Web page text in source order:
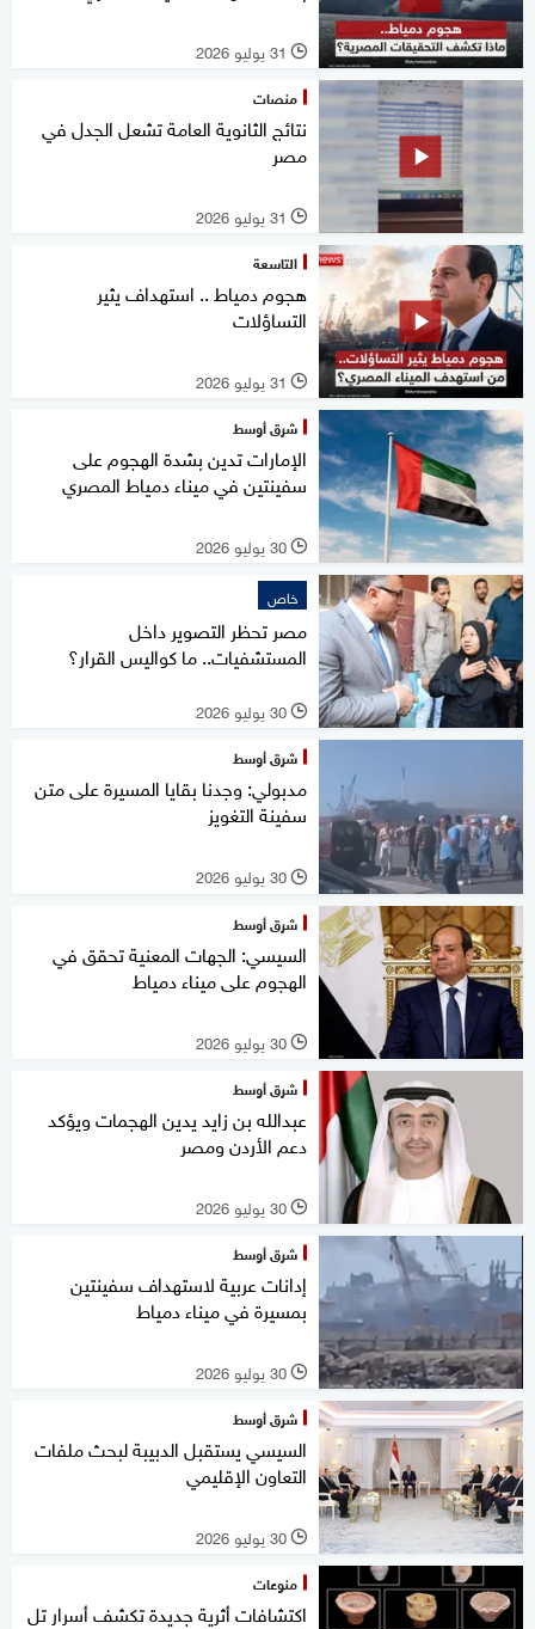
l 31 يوليو 2026
منصات
نتائج الثانوية العامة تشعل الجدل في
مصر
l 31 يوليو 2026
التاسعة
هجوم دمياط .. استهداف يثير
التساؤلات
l 31 يوليو 2026
شرق أوسط
الإمارات تدين بشدة الهجوم على
سفينتين في ميناء دمياط المصري
l 30 يوليو 2026
خاص
مصر تحظر التصوير داخل
المستشفيات.. ما كواليس القرار؟
l 30 يوليو 2026
شرق أوسط
مدبولي: وجدنا بقايا المسيرة على متن
سفينة التغويز
l 30 يوليو 2026
شرق أوسط
السيسي: الجهات المعنية تحقق في
الهجوم على ميناء دمياط
l 30 يوليو 2026
شرق أوسط
عبدالله بن زايد يدين الهجمات ويؤكد
دعم الأردن ومصر
l 30 يوليو 2026
شرق أوسط
إدانات عربية لاستهداف سفينتين
بمسيرة في ميناء دمياط
l 30 يوليو 2026
شرق أوسط
السيسي يستقبل الدبيبة لبحث ملفات
التعاون الإقليمي
l 30 يوليو 2026
منوعات
اكتشافات أثرية جديدة تكشف أسرار تل